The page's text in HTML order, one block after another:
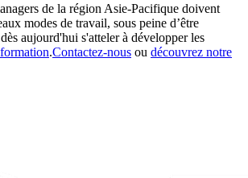
de la région Asie-Pacifique doivent
modes de travail, sous peine d’être
aujourd'hui s'atteler à développer les
.Contactez-nous ou découvrez notre